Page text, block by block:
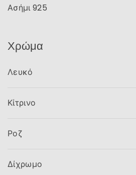
Ασήμι 925
Χρώμα
Λευκό
Κίτρινο
Ροζ
Δίχρωμο